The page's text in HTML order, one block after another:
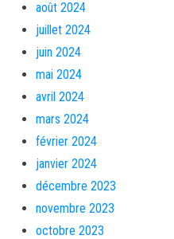
août 2024
juillet 2024
juin 2024
mai 2024
avril 2024
mars 2024
février 2024
janvier 2024
décembre 2023
novembre 2023
octobre 2023